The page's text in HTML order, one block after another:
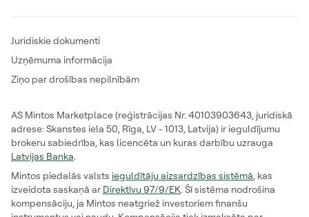
Juridiskie dokumenti
Uzņēmuma informācija
Ziņo par drošības nepilnībām
AS Mintos Marketplace (reģistrācijas Nr. 40103903643, juridiskā
adrese: Skanstes iela 50, Rīga, LV - 1013, Latvija) ir ieguldījumu
brokeru sabiedrība, kas licencēta un kuras darbību uzrauga
Latvijas Banka.
Mintos piedalās valsts ieguldītāju aizsardzības sistēmā, kas
izveidota saskaņā ar Direktīvu 97/9/EK. Šī sistēma nodrošina
kompensāciju, ja Mintos neatgriež investoriem finanšu